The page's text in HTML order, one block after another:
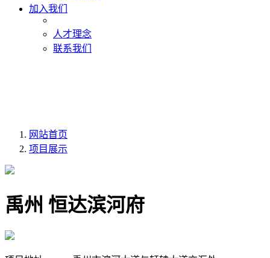
加入我们
人才理念
联系我们
网站首页
项目展示
禹州 恒达滨河府